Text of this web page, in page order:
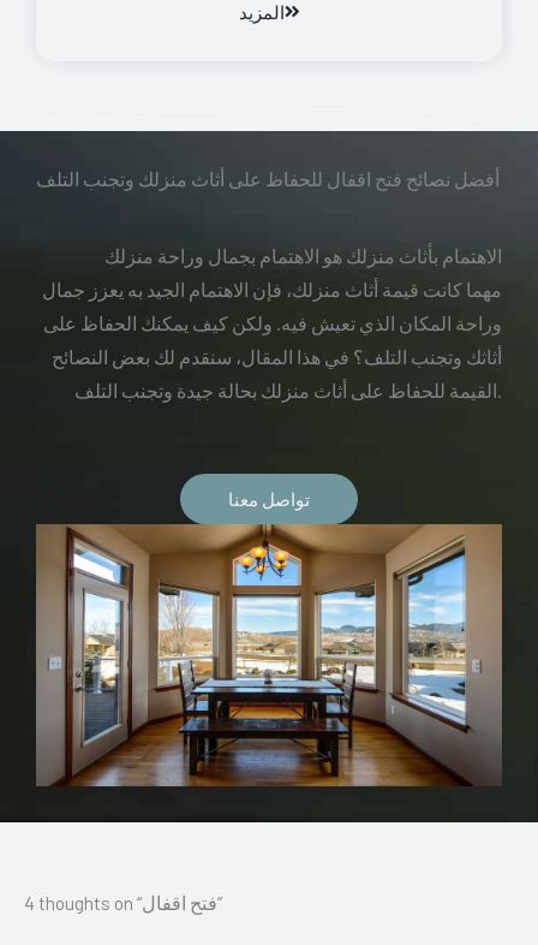
المزيد
أفضل نصائح فتح اقفال للحفاظ على أثاث منزلك وتجنب التلف
الاهتمام بأثاث منزلك هو الاهتمام بجمال وراحة منزلك
مهما كانت قيمة أثاث منزلك، فإن الاهتمام الجيد به يعزز جمال
وراحة المكان الذي تعيش فيه. ولكن كيف يمكنك الحفاظ على
أثاثك وتجنب التلف؟ في هذا المقال، سنقدم لك بعض النصائح
القيمة للحفاظ على أثاث منزلك بحالة جيدة وتجنب التلف.
تواصل معنا
4 thoughts on “فتح اقفال”